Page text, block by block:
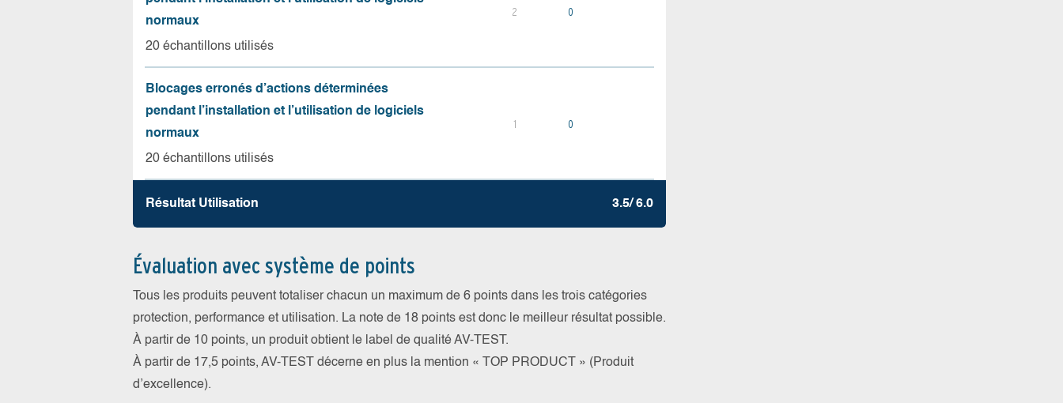
normaux
20 échantillons utilisés
2 0
Blocages erronés d’actions déterminées
pendant l’installation et l’utilisation de logiciels
normaux
20 échantillons utilisés
1 0
Résultat Utilisation 3.5/ 6.0
Évaluation avec système de points
Tous les produits peuvent totaliser chacun un maximum de 6 points dans les trois catégories
protection, performance et utilisation. La note de 18 points est donc le meilleur résultat possible.
À partir de 10 points, un produit obtient le label de qualité AV-TEST.
À partir de 17,5 points, AV-TEST décerne en plus la mention « TOP PRODUCT » (Produit
d’excellence).